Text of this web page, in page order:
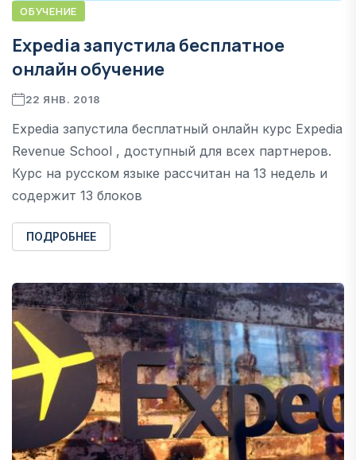
ОБУЧЕНИЕ
Expedia запустила бесплатное
онлайн обучение
22 ЯНВ. 2018
Expedia запустила бесплатный онлайн курс Expedia
Revenue School , доступный для всех партнеров.
Курс на русском языке рассчитан на 13 недель и
содержит 13 блоков
ПОДРОБНЕЕ